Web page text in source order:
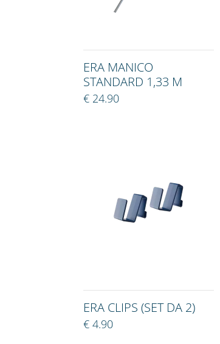
ERA MANICO
STANDARD 1,33 M
€ 24.90
ERA CLIPS (SET DA 2)
€ 4.90